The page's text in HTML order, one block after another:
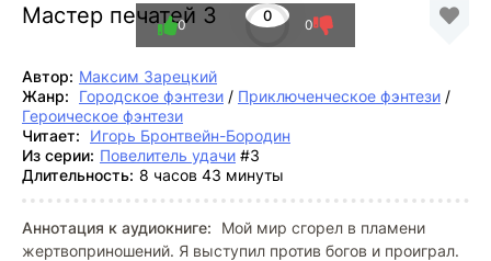
Мастер печатей 3 0
0 0
Автор: Максим Зарецкий
Жанр:
Городское фэнтези / Приключенческое фэнтези /
Героическое фэнтези
Читает:
Игорь Бронтвейн-Бородин
Из серии: Повелитель удачи #3
Длительность: 8 часов 43 минуты
Аннотация к аудиокниге:
Мой мир сгорел в пламени
жертвоприношений. Я выступил против богов и проиграл.